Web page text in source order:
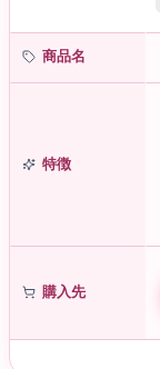
商品名
特徴
購入先